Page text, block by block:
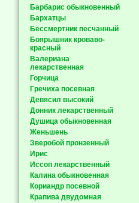
Барбарис обыкновенный
Бархатцы
Бессмертник песчанный
Боярышник кроваво-
красный
Валериана
лекарственная
Горчица
Гречиха посевная
Девясил высокий
Донник лекарственный
Душица обыкновенная
Женьшень
Зверобой пронзенный
Ирис
Иссоп лекарственный
Калина обыкновенная
Кориандр посевной
Крапива двудомная